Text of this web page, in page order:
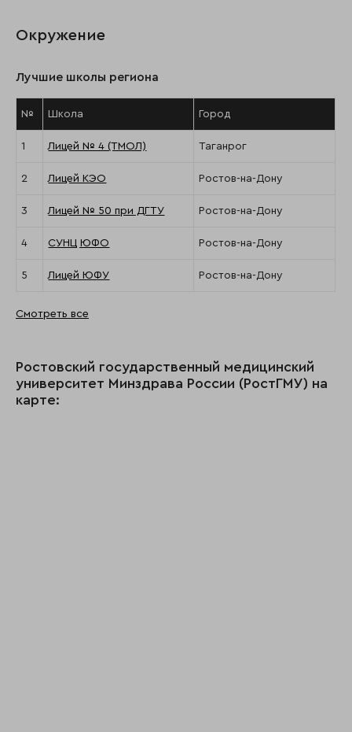
Окружение
Лучшие школы региона
№ Школа Город
1 Лицей № 4 (ТМОЛ) Таганрог
2 Лицей КЭО Ростов-на-Дону
3 Лицей № 50 при ДГТУ Ростов-на-Дону
4 СУНЦ ЮФО Ростов-на-Дону
5 Лицей ЮФУ Ростов-на-Дону
Смотреть все
Ростовский государственный медицинский
университет Минздрава России (РостГМУ) на
карте: